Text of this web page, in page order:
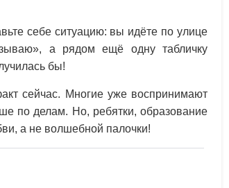
себе ситуацию: вы идёте по улице
а рядом ещё одну табличку
бы!
сейчас. Многие уже воспринимают
по делам. Но, ребятки, образование
а не волшебной палочки!